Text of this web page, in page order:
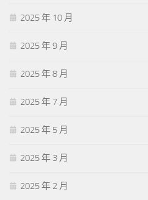
2025 年 10 月
2025 年 9 月
2025 年 8 月
2025 年 7 月
2025 年 5 月
2025 年 3 月
2025 年 2 月